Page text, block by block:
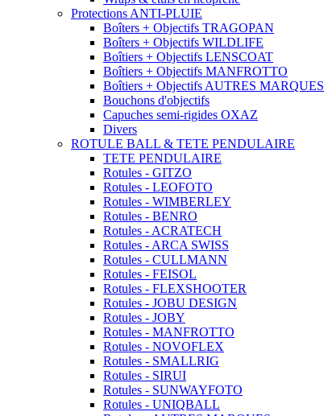
Protections ANTI-PLUIE
Boîters + Objectifs TRAGOPAN
Boîters + Objectifs WILDLIFE
Boîtiers + Objectifs LENSCOAT
Boîtiers + Objectifs MANFROTTO
Boîtiers + Objectifs AUTRES MARQUES
Bouchons d'objectifs
Capuches semi-rigides OXAZ
Divers
ROTULE BALL & TETE PENDULAIRE
TETE PENDULAIRE
Rotules - GITZO
Rotules - LEOFOTO
Rotules - WIMBERLEY
Rotules - BENRO
Rotules - ACRATECH
Rotules - ARCA SWISS
Rotules - CULLMANN
Rotules - FEISOL
Rotules - FLEXSHOOTER
Rotules - JOBU DESIGN
Rotules - JOBY
Rotules - MANFROTTO
Rotules - NOVOFLEX
Rotules - SMALLRIG
Rotules - SIRUI
Rotules - SUNWAYFOTO
Rotules - UNIQBALL